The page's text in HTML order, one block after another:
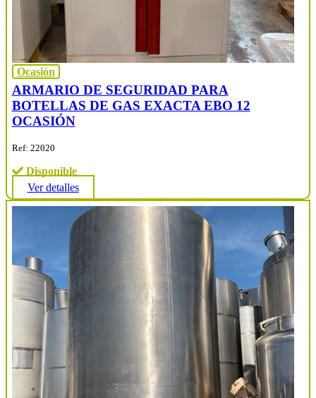
Ocasión
ARMARIO DE SEGURIDAD PARA
BOTELLAS DE GAS EXACTA EBO 12
OCASIÓN
Ref: 22020
Disponible
Ver detalles